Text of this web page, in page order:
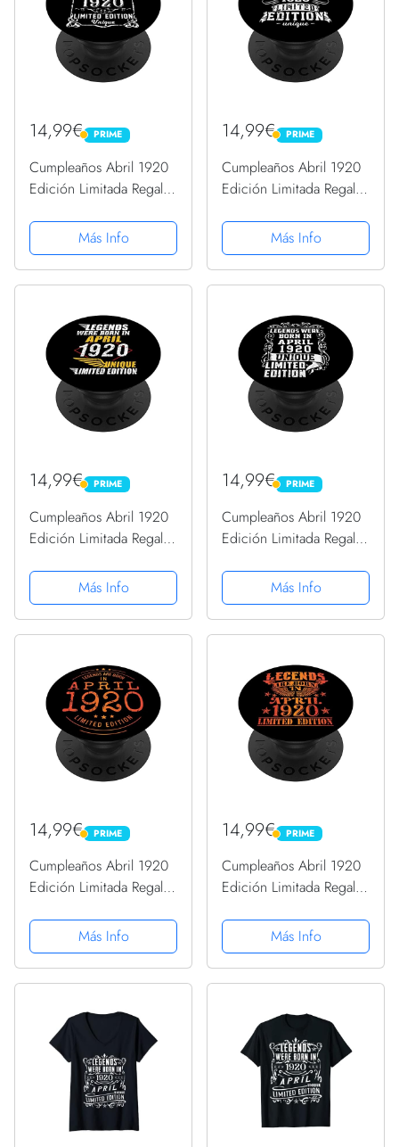
14,99€ PRIME
PRIME
Cumpleaños Abril 1920
Edición Limitada Regalo
PopGrip Intercambiable
Más Info
14,99€ PRIME
PRIME
Cumpleaños Abril 1920
Edición Limitada Regalo
PopGrip Intercambiable
Más Info
14,99€ PRIME
PRIME
Cumpleaños Abril 1920
Edición Limitada Regalo
PopGrip Intercambiable
Más Info
14,99€ PRIME
PRIME
Cumpleaños Abril 1920
Edición Limitada Regalo
PopGrip Intercambiable
Más Info
14,99€ PRIME
PRIME
Cumpleaños Abril 1920
Edición Limitada Regalo
PopGrip Intercambiable
Más Info
14,99€ PRIME
PRIME
Cumpleaños Abril 1920
Edición Limitada Regalo
PopGrip Intercambiable
Más Info